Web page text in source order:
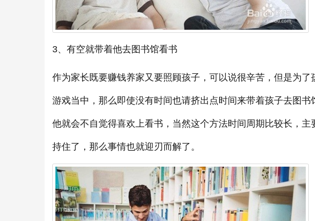
3、有空就带着他去图书馆看书
作为家长既要赚钱养家又要照顾孩子，可以说很辛苦，但是为
游戏当中，那么即使没有时间也请挤出点时间来带着孩子去图
他就会不自觉得喜欢上看书，当然这个方法时间周期比较长，
持住了，那么事情也就迎刃而解了。